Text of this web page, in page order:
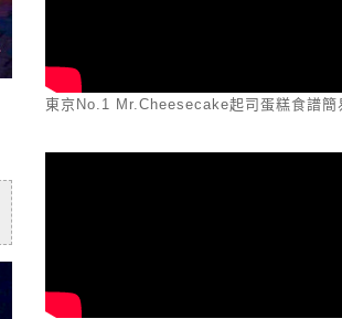
東京No.1 Mr.Cheesecake起司蛋糕食譜簡